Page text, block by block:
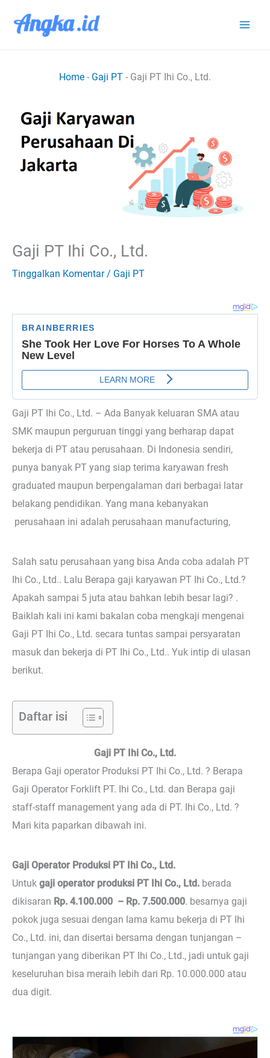
Home - Gaji PT - Gaji PT Ihi Co., Ltd.
Gaji PT Ihi Co., Ltd.
Tinggalkan Komentar / Gaji PT
Gaji PT Ihi Co., Ltd. – Ada Banyak keluaran SMA atau
SMK maupun perguruan tinggi yang berharap dapat
bekerja di PT atau perusahaan. Di Indonesia sendiri,
punya banyak PT yang siap terima karyawan fresh
graduated maupun berpengalaman dari berbagai latar
belakang pendidikan. Yang mana kebanyakan
perusahaan ini adalah perusahaan manufacturing,
Salah satu perusahaan yang bisa Anda coba adalah PT
Ihi Co., Ltd.. Lalu Berapa gaji karyawan PT Ihi Co., Ltd.?
Apakah sampai 5 juta atau bahkan lebih besar lagi? .
Baiklah kali ini kami bakalan coba mengkaji mengenai
Gaji PT Ihi Co., Ltd. secara tuntas sampai persyaratan
masuk dan bekerja di PT Ihi Co., Ltd.. Yuk intip di ulasan
berikut.
Daftar isi
Gaji PT Ihi Co., Ltd.
Berapa Gaji operator Produksi PT Ihi Co., Ltd. ? Berapa
Gaji Operator Forklift PT. Ihi Co., Ltd. dan Berapa gaji
staff-staff management yang ada di PT. Ihi Co., Ltd. ?
Mari kita paparkan dibawah ini.
Gaji Operator Produksi PT Ihi Co., Ltd.
Untuk gaji operator produksi PT Ihi Co., Ltd. berada
dikisaran Rp. 4.100.000 – Rp. 7.500.000. besarnya gaji
pokok juga sesuai dengan lama kamu bekerja di PT Ihi
Co., Ltd. ini, dan disertai bersama dengan tunjangan –
tunjangan yang diberikan PT Ihi Co., Ltd., jadi untuk gaji
keseluruhan bisa meraih lebih dari Rp. 10.000.000 atau
dua digit.